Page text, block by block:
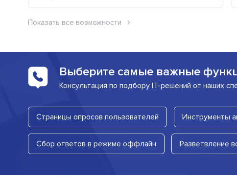
Показать все возможности
Выберите самые важные
Консультация по подбору IT-решений от наших
Страницы опросов пользователей Инструменты
Сбор ответов в режиме оффлайн Разветвление